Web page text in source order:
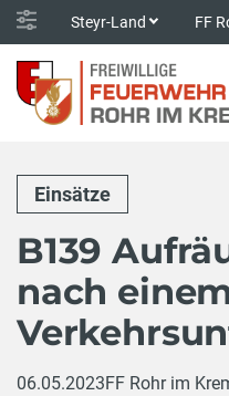
Steyr-Land FF
Einsätze
B139
nach
06.05.2023FF Rohr im